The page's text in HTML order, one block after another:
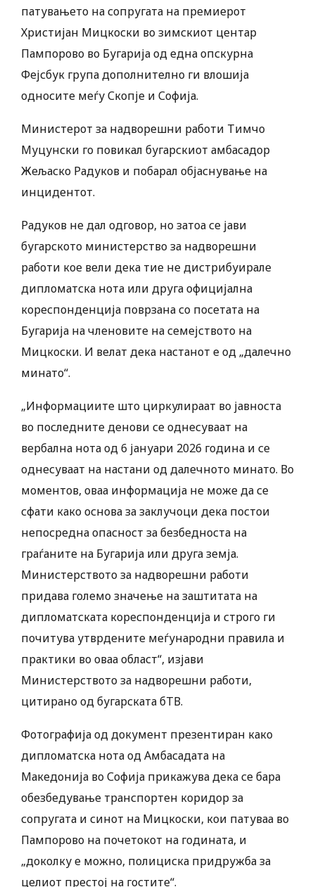
патувањето на сопругата на премиерот
Христијан Мицкоски во зимскиот центар
Пампорово во Бугарија од една опскурна
Фејсбук група дополнително ги влошија
односите меѓу Скопје и Софија.
Министерот за надворешни работи Тимчо
Муцунски го повикал бугарскиот амбасадор
Жељаско Радуков и побарал објаснување на
инцидентот.
Радуков не дал одговор, но затоа се јави
бугарското министерство за надворешни
работи кое вели дека тие не дистрибуирале
дипломатска нота или друга официјална
кореспонденција поврзана со посетата на
Бугарија на членовите на семејството на
Мицкоски. И велат дека настанот е од „далечно
минато“.
„Информациите што циркулираат во јавноста
во последните денови се однесуваат на
вербална нота од 6 јануари 2026 година и се
однесуваат на настани од далечното минато. Во
моментов, оваа информација не може да се
сфати како основа за заклучоци дека постои
непосредна опасност за безбедноста на
граѓаните на Бугарија или друга земја.
Министерството за надворешни работи
придава големо значење на заштитата на
дипломатската кореспонденција и строго ги
почитува утврдените меѓународни правила и
практики во оваа област“, ​​изјави
Министерството за надворешни работи,
цитирано од бугарската бТВ.
Фотографија од документ презентиран како
дипломатска нота од Амбасадата на
Македонија во Софија прикажува дека се бара
обезбедување транспортен коридор за
сопругата и синот на Мицкоски, кои патуваа во
Пампорово на почетокот на годината, и
„доколку е можно, полициска придружба за
целиот престој на гостите“.